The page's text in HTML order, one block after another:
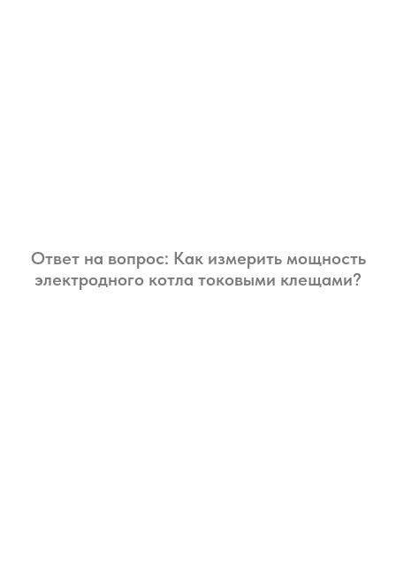
Ответ на вопрос: Как измерить мощность
электродного котла токовыми клещами?